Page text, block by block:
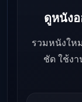
ดูหนัง
รวมหนังให
ชัด ใช้ง